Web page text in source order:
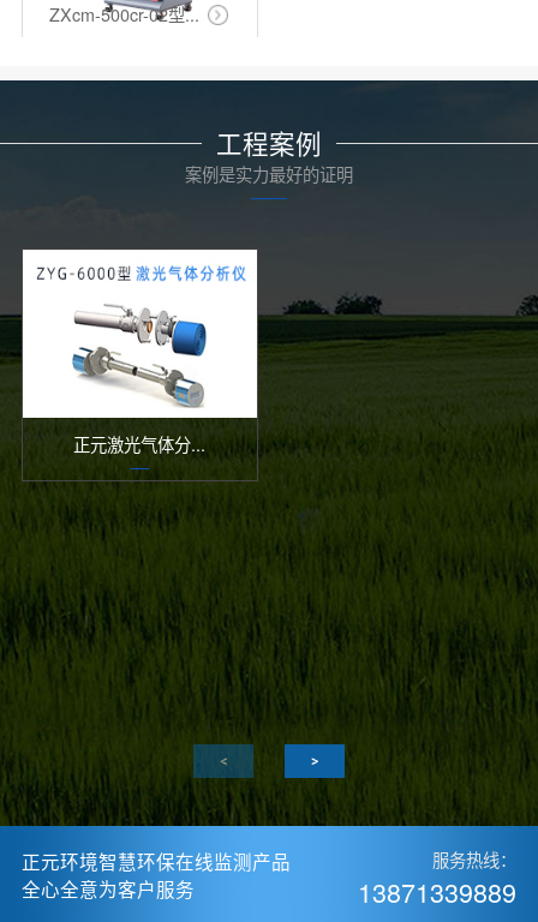
ZXcm-500cr-02型...
工程案例
案例是实力最好的证明
正元激光气体分...
正元环境智慧环保在线监测产品
全心全意为客户服务
服务热线：
13871339889